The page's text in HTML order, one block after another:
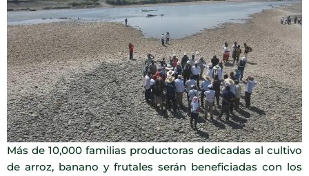
Más de 10,000 familias productoras dedicadas al cultivo
de arroz, banano y frutales serán beneficiadas con los